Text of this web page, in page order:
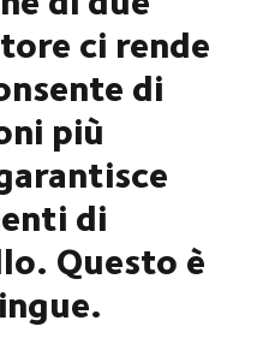
ci rende
di
più
di
Questo è